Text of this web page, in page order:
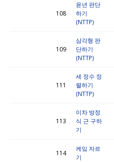
108
윤년 판단
하기
(NTTP)
109
삼각형 판
단하기
(NTTP)
111
세 정수 정
렬하기
(NTTP)
113
이차 방정
식 근 구하
기
114
케잌 자르
기